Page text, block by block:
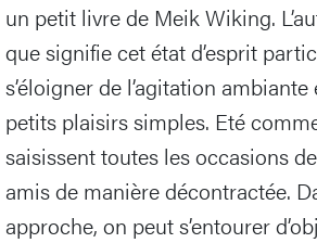
un petit livre de Meik Wiking.
que signifie cet état d’esprit
s’éloigner de l’agitation
petits plaisirs simples. Eté
saisissent toutes les occasions
amis de manière décontractée.
approche, on peut s’entourer